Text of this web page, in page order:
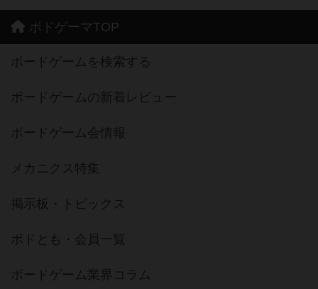
ボドゲーマTOP
ボードゲームを検索する
ボードゲームの新着レビュー
ボードゲーム会情報
メカニクス特集
掲示板・トピックス
ボドとも・会員一覧
ボードゲーム業界コラム